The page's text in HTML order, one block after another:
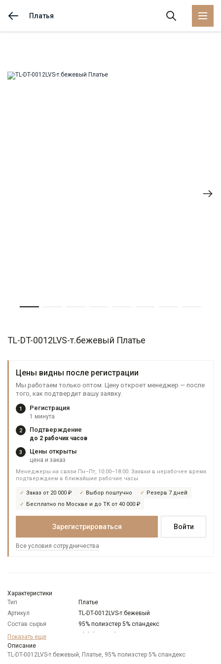
Платья
TL-DT-0012LVS-т.бежевый Платье
Цены видны после регистрации
Мы работаем только оптом. Цену откроет менеджер — после
того, как подтвердит вашу заявку.
1 Регистрация
1 минута
2 Подтверждение
до 2 рабочих часов
3 Цены открыты
цена и заказ
Менеджеры на связи Пн–Пт, 10:00–18:00. Заявки в нерабочее время
подтверждаем в ближайшие рабочие часы.
Заказ от 20 000 ₽ Выбор поштучно
Резерв 7 дней
Бесплатно по Москве и до ТК от 40 000 ₽
Зарегистрироваться Войти
Все условия сотрудничества
Характеристики
Тип
Платье
Артикул
TL-DT-0012LVS-т.бежевый
Состав сырья
95% полиэстер 5% спандекс
Бренд
Особенности
ткани
Показать еще
Описание
TL-DT-0012LVS-т.бежевый, Платье, 95% полиэстер 5% спандекс